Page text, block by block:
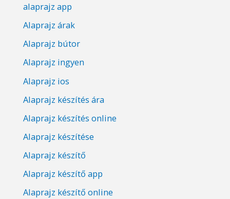
alaprajz app
Alaprajz árak
Alaprajz bútor
Alaprajz ingyen
Alaprajz ios
Alaprajz készítés ára
Alaprajz készítés online
Alaprajz készítése
Alaprajz készítő
Alaprajz készítő app
Alaprajz készítő online